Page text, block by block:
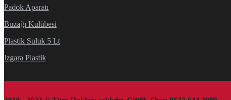
Padok Aparatı
Buzağı Kulübesi
Plastik Suluk 5 Lt
Izgara Plastik